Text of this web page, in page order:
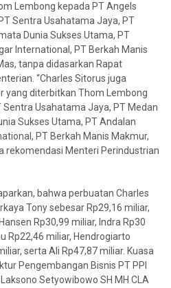
Lembong kepada PT Angels
Sentra Usahatama Jaya, PT
Dunia Sukses Utama, PT
International, PT Berkah Manis
tanpa didasarkan Rapat
“Charles Sitorus juga
yang diterbitkan Thom Lembong
Sentra Usahatama Jaya, PT Medan
Sukses Utama, PT Andalan
PT Berkah Manis Makmur,
rekomendasi Menteri Perindustrian
bahwa perbuatan Charles
Tony sebesar Rp29,16 miliar,
Rp30,99 miliar, Indra Rp30
Rp22,46 miliar, Hendrogiarto
serta Ali Rp47,87 miliar. Kuasa
Pengembangan Bisnis PT PPI
Setyowibowo SH MH CLA